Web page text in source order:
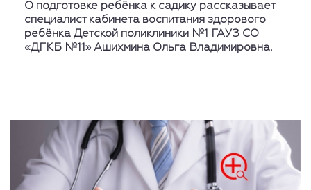
О подготовке ребёнка к садику рассказывает
специалист кабинета воспитания здорового
ребёнка Детской поликлиники №1 ГАУЗ СО
«ДГКБ №11» Ашихмина Ольга Владимировна.